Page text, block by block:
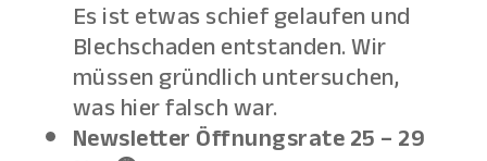
Es ist etwas schief gelaufen und
Blechschaden entstanden. Wir
müssen gründlich untersuchen,
was hier falsch war.
Newsletter Öffnungsrate 25 – 29